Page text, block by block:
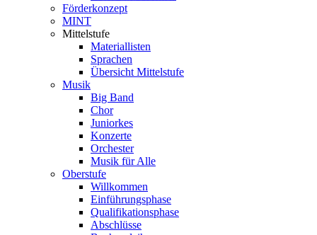
Förderkonzept
MINT
Mittelstufe
Materiallisten
Sprachen
Übersicht Mittelstufe
Musik
Big Band
Chor
Juniorkes
Konzerte
Orchester
Musik für Alle
Oberstufe
Willkommen
Einführungsphase
Qualifikationsphase
Abschlüsse